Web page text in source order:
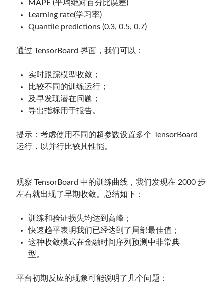
MAPE (平均绝对百分比误差)
Learning rate(学习率)
Quantile predictions (0.3, 0.5, 0.7)
通过 TensorBoard 界面，我们可以：
实时跟踪模型收敛；
比较不同的训练运行；
及早发现潜在问题；
导出指标用于报告。
提示：考虑使用不同的超参数设置多个 TensorBoard
运行，以并行比较其性能。
观察 TensorBoard 中的训练曲线，我们发现在 2000 步
左右就出现了早期收敛。总结如下：
训练和验证损失均达到高峰；
快速趋平表明我们已经达到了局部最佳值；
这种收敛模式在金融时间序列预测中非常典
型。
平台初期反应的现象可能说明了几个问题：